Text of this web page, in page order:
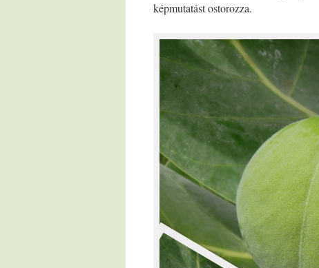
képmutatást ostorozza.